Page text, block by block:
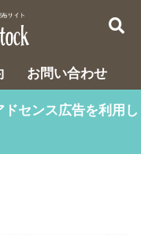
お問い合わせ
センス広告を利用し